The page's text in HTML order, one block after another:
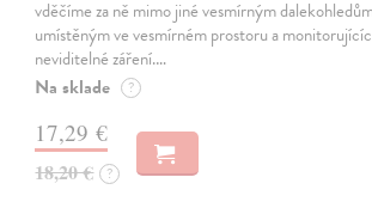
vděčíme za ně mimo jiné vesmírným
umístěným ve vesmírném prostoru a
neviditelné záření.…
Na sklade ?
17,29 €
18,20 € ?